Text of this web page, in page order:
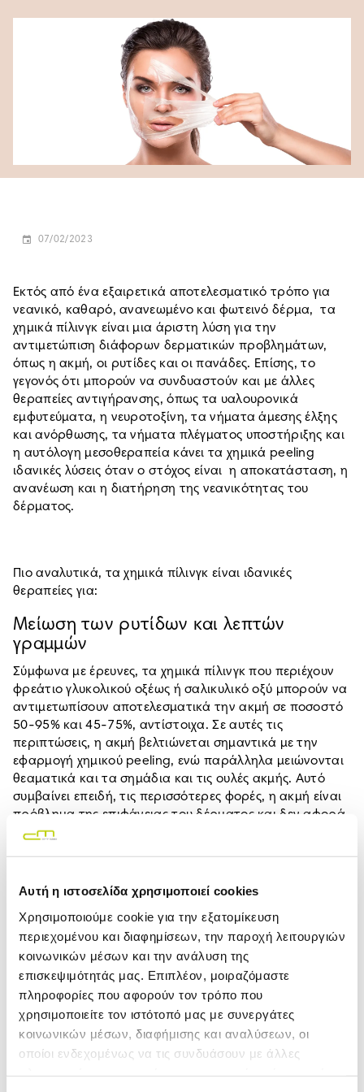
Αυτή η ιστοσελίδα χρησιμοποιεί cookies
Χρησιμοποιούμε cookie για την εξατομίκευση
περιεχομένου και διαφημίσεων, την παροχή λειτουργιών
κοινωνικών μέσων και την ανάλυση της
επισκεψιμότητάς μας. Επιπλέον, μοιραζόμαστε
πληροφορίες που αφορούν τον τρόπο που
χρησιμοποιείτε τον ιστότοπό μας με συνεργάτες
κοινωνικών μέσων, διαφήμισης και αναλύσεων, οι
οποίοι ενδεχομένως να τις συνδυάσουν με άλλες
07/02/2023
Εκτός από ένα εξαιρετικά αποτελεσματικό τρόπο για
νεανικό, καθαρό, ανανεωμένο και φωτεινό δέρμα, τα
χημικά πίλινγκ είναι μια άριστη λύση για την
αντιμετώπιση διάφορων δερματικών προβλημάτων,
όπως η ακμή, οι ρυτίδες και οι πανάδες. Επίσης, το
γεγονός ότι μπορούν να συνδυαστούν και με άλλες
θεραπείες αντιγήρανσης, όπως τα υαλουρονικά
εμφυτεύματα, η νευροτοξίνη, τα νήματα άμεσης έλξης
και ανόρθωσης, τα νήματα πλέγματος υποστήριξης και
η αυτόλογη μεσοθεραπεία κάνει τα χημικά peeling
ιδανικές λύσεις όταν ο στόχος είναι η αποκατάσταση, η
ανανέωση και η διατήρηση της νεανικότητας του
δέρματος.
Πιο αναλυτικά, τα χημικά πίλινγκ είναι ιδανικές
θεραπείες για:
Μείωση των ρυτίδων και λεπτών
γραμμών
Σύμφωνα με έρευνες, τα χημικά πίλινγκ που περιέχουν
φρεάτιο γλυκολικού οξέως ή σαλικυλικό οξύ μπορούν να
αντιμετωπίσουν αποτελεσματικά την ακμή σε ποσοστό
50-95% και 45-75%, αντίστοιχα. Σε αυτές τις
περιπτώσεις, η ακμή βελτιώνεται σημαντικά με την
εφαρμογή χημικού peeling, ενώ παράλληλα μειώνονται
θεαματικά και τα σημάδια και τις ουλές ακμής. Αυτό
συμβαίνει επειδή, τις περισσότερες φορές, η ακμή είναι
πρόβλημα της επιφάνειας του δέρματος και δεν αφορά
τα βαθύτερα στρώματα του δέρματος. Αυτό σημαίνει
εκτός αν αυτές είναι σημαντικά βαθιές. Έρευνες έχουν
τη σοβαρότητα των σημαδιών ακμής κατά 75% κατά
μέσο όρο και να μειώσει τις ουλές ακμής στο απόλυτο
(100%) των περιπτώσεων.
Αντιμετώπιση βλαβών από τον ήλιο
Το χημικό peeling μπορεί να επιδιορθώσει ζημιές που
έχουν προκληθεί από την έκθεση στην ηλιακή